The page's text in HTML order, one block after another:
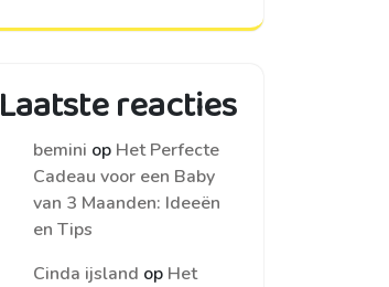
Laatste reacties
bemini op Het Perfecte
Cadeau voor een Baby
van 3 Maanden: Ideeën
en Tips
Cinda ijsland op Het